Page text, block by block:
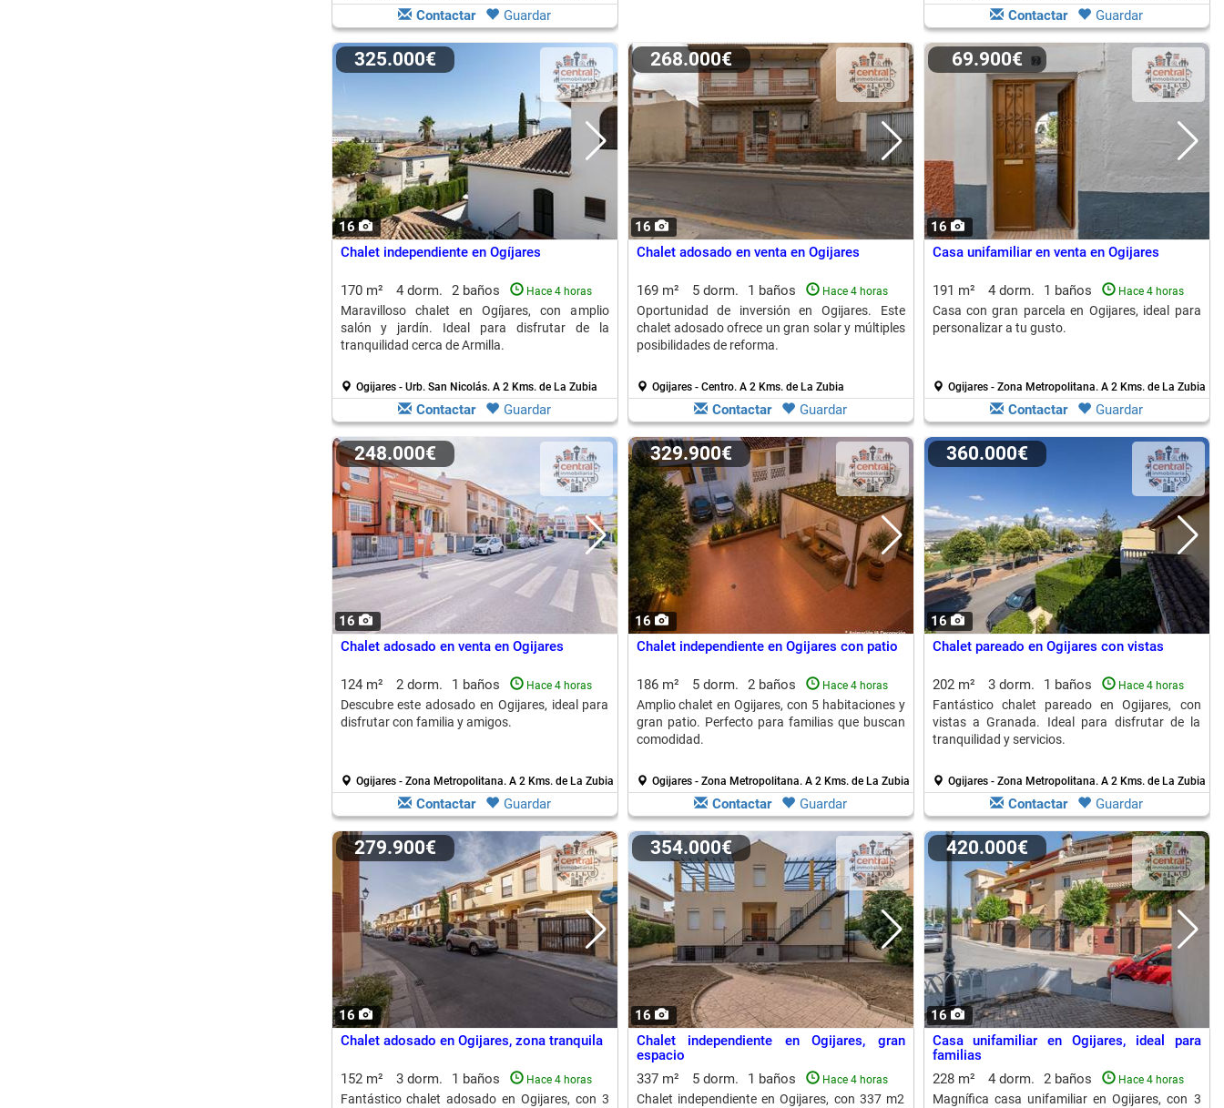
Contactar Guardar Contactar Guardar
16
325.000€
Chalet independiente en Ogíjares
170 m² 4 dorm. 2 baños Hace 4 horas
Maravilloso chalet en Ogíjares, con amplio
salón y jardín. Ideal para disfrutar de la
tranquilidad cerca de Armilla.
Ogijares - Urb. San Nicolás. A 2 Kms. de La Zubia
Contactar Guardar
16
268.000€
Chalet adosado en venta en Ogijares
169 m² 5 dorm. 1 baños Hace 4 horas
Oportunidad de inversión en Ogijares. Este
chalet adosado ofrece un gran solar y múltiples
posibilidades de reforma.
Ogijares - Centro. A 2 Kms. de La Zubia
Contactar Guardar
16
69.900€
Casa unifamiliar en venta en Ogijares
191 m² 4 dorm. 1 baños Hace 4 horas
Casa con gran parcela en Ogijares, ideal para
personalizar a tu gusto.
Ogijares - Zona Metropolitana. A 2 Kms. de La Zubia
Contactar Guardar
16
248.000€
Chalet adosado en venta en Ogijares
124 m² 2 dorm. 1 baños Hace 4 horas
Descubre este adosado en Ogijares, ideal para
disfrutar con familia y amigos.
Ogijares - Zona Metropolitana. A 2 Kms. de La Zubia
Contactar Guardar
16
329.900€
Chalet independiente en Ogijares con patio
186 m² 5 dorm. 2 baños Hace 4 horas
Amplio chalet en Ogijares, con 5 habitaciones y
gran patio. Perfecto para familias que buscan
comodidad.
Ogijares - Zona Metropolitana. A 2 Kms. de La Zubia
Contactar Guardar
16
360.000€
Chalet pareado en Ogijares con vistas
202 m² 3 dorm. 1 baños Hace 4 horas
Fantástico chalet pareado en Ogijares, con
vistas a Granada. Ideal para disfrutar de la
tranquilidad y servicios.
Ogijares - Zona Metropolitana. A 2 Kms. de La Zubia
Contactar Guardar
16
279.900€
Chalet adosado en Ogijares, zona tranquila
152 m² 3 dorm. 1 baños Hace 4 horas
Fantástico chalet adosado en Ogijares, con 3
16
354.000€
Chalet independiente en Ogijares, gran
espacio
337 m²
5 dorm. 1 baños Hace 4 horas
Chalet independiente en Ogijares, con 337 m2
16
420.000€
Casa unifamiliar en Ogijares, ideal para
familias
228 m²
4 dorm. 2 baños Hace 4 horas
Magnífica casa unifamiliar en Ogijares, con 3